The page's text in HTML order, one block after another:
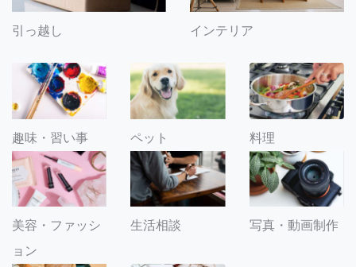
引っ越し インテリア
趣味・習い事 ペット 料理
美容・ファッシ
ョン
生活相談 写真・動画制作